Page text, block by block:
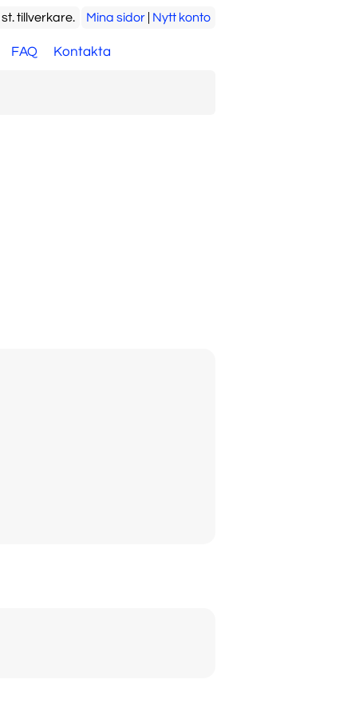
Mina sidor Nytt konto
st. tillverkare.
FAQ Kontakta